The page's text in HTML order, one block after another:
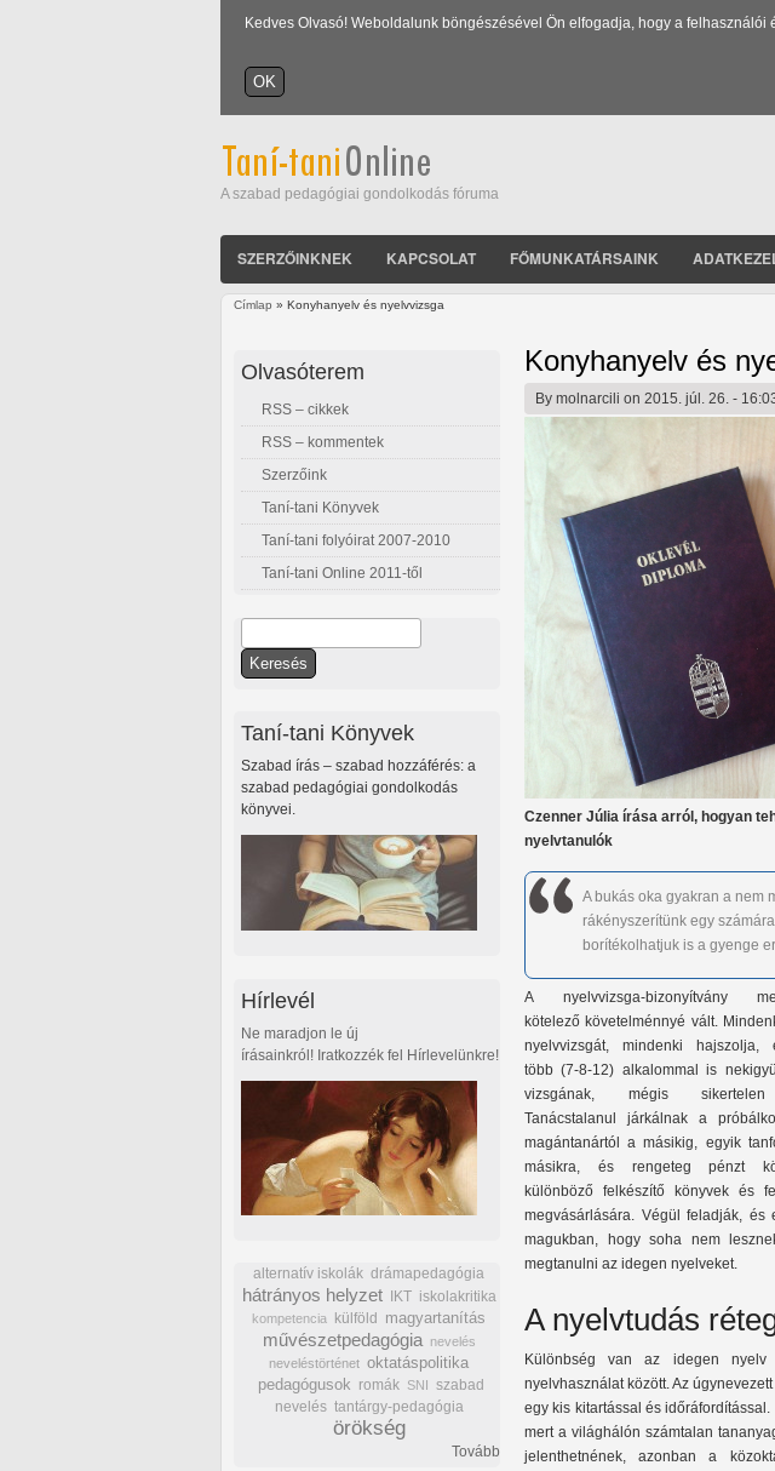
Kedves Olvasó! Weboldalunk böngészésével Ön elfogadja, hogy a
A szabad pedagógiai gondolkodás fóruma
SZERZŐINKNEK KAPCSOLAT FŐMUNKATÁRSAINK
Címlap » Konyhanyelv és nyelvvizsga
Konyhanyelv és
By molnarcili on 2015. júl. 26. -
Czenner Júlia írása arról, hogyan
nyelvtanulók
A bukás oka gyakran a nem
rákényszerítünk egy
borítékolhatjuk is a gyenge
A nyelvvizsga-bizonyítvány
kötelező követelménnyé vált.
nyelvvizsgát, mindenki hajszolja,
több (7-8-12) alkalommal is
vizsgának, mégis
Tanácstalanul járkálnak a
magántanártól a másikig, egyik
másikra, és rengeteg pénzt
különböző felkészítő könyvek és
megvásárlására. Végül feladják, és
magukban, hogy soha nem
megtanulni az idegen nyelveket.
A nyelvtudás
Különbség van az idegen nyelv
nyelvhasználat között. Az
egy kis kitartással és
mert a világhálón számtalan
jelenthetnének, azonban a
Olvasóterem
RSS – cikkek
RSS – kommentek
Szerzőink
Taní-tani Könyvek
Taní-tani folyóirat 2007-2010
Taní-tani Online 2011-től
Keresés űrlap
Taní-tani Könyvek
Szabad írás – szabad hozzáférés: a
szabad pedagógiai gondolkodás
könyvei.
Hírlevél
Ne maradjon le új
írásainkról! Iratkozzék fel Hírlevelünkre!
alternatív iskolák drámapedagógia
hátrányos helyzet IKT iskolakritika
kompetencia külföld magyartanítás
művészetpedagógia
nevelés
neveléstörténet oktatáspolitika
pedagógusok romák SNI szabad
nevelés tantárgy-pedagógia
örökség
Tovább